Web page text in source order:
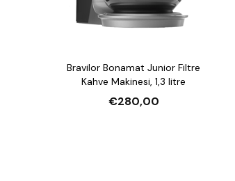
Bravilor Bonamat Junior Filtre
Kahve Makinesi, 1,3 litre
€280,00